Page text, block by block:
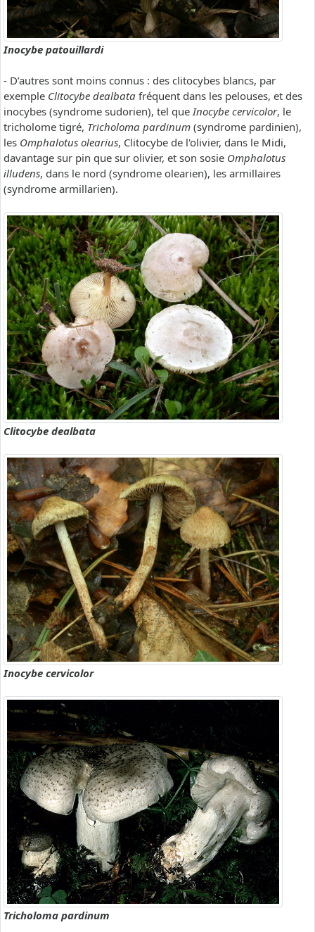
Inocybe patouillardi
- D’autres sont moins connus : des clitocybes blancs, par
exemple Clitocybe dealbata fréquent dans les pelouses, et des
inocybes (syndrome sudorien), tel queInocybe cervicolor, le
tricholome tigré, Tricholoma pardinum (syndrome pardinien),
les Omphalotus olearius, Clitocybe de l'olivier, dans le Midi,
davantage sur pin que sur olivier, et son sosie Omphalotus
illudens, dans le nord (syndrome olearien), les armillaires
(syndrome armillarien).
Clitocybe dealbata
Inocybe cervicolor
Tricholoma pardinum